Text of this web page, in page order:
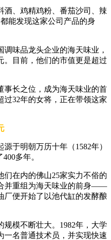
酒、鸡精鸡粉、番茄沙司、辣
能发现这家公司产品的身
味品龙头企业的海天味业，
。目前，他们的市值更是超过
事长之位，成为海天味业的首
32年的女将，正在带领这家
于明朝万历十年（1582年）
多年。
们在内的佛山25家实力不俗的
并重组为海天味业的前身——
厂便开始了以池代缸的发酵酿
模不断壮大。1982年，大学
一名普通技术员，并实现快速